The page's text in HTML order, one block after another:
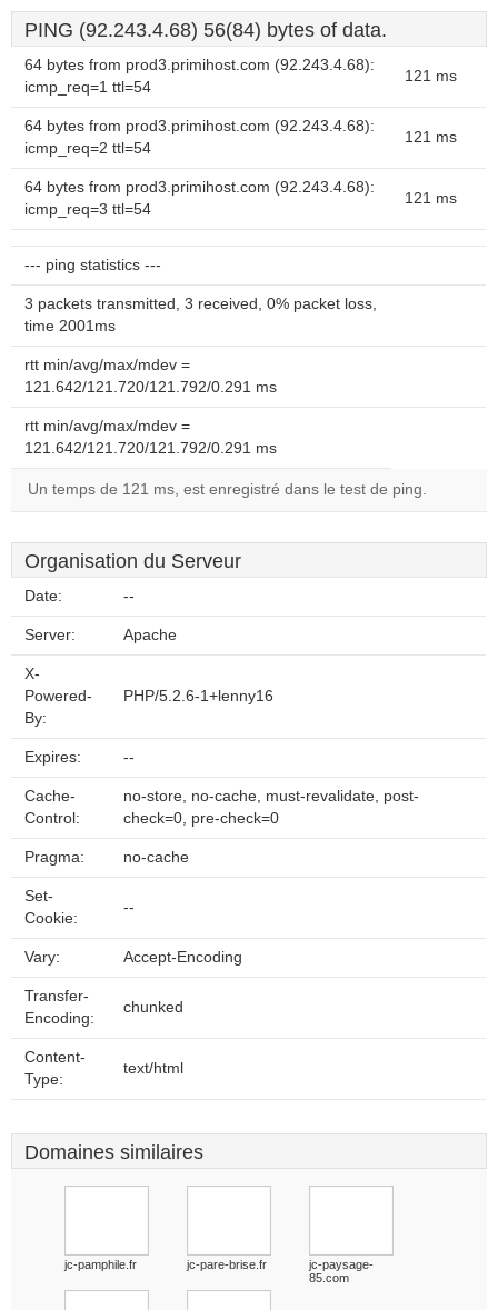
PING (92.243.4.68) 56(84) bytes of data.
64 bytes from prod3.primihost.com (92.243.4.68):
icmp_req=1 ttl=54
121 ms
64 bytes from prod3.primihost.com (92.243.4.68):
icmp_req=2 ttl=54
121 ms
64 bytes from prod3.primihost.com (92.243.4.68):
icmp_req=3 ttl=54
121 ms
--- ping statistics ---
3 packets transmitted, 3 received, 0% packet loss,
time 2001ms
rtt min/avg/max/mdev =
121.642/121.720/121.792/0.291 ms
rtt min/avg/max/mdev =
121.642/121.720/121.792/0.291 ms
Un temps de 121 ms, est enregistré dans le test de ping.
Organisation du Serveur
Date: --
Server: Apache
X-
Powered-
By:
PHP/5.2.6-1+lenny16
Expires: --
Cache-
Control:
no-store, no-cache, must-revalidate, post-
check=0, pre-check=0
Pragma: no-cache
Set-
Cookie:
--
Vary: Accept-Encoding
Transfer-
Encoding:
chunked
Content-
Type:
text/html
Domaines similaires
jc-pamphile.fr jc-pare-brise.fr
jc-paysage-
85.com